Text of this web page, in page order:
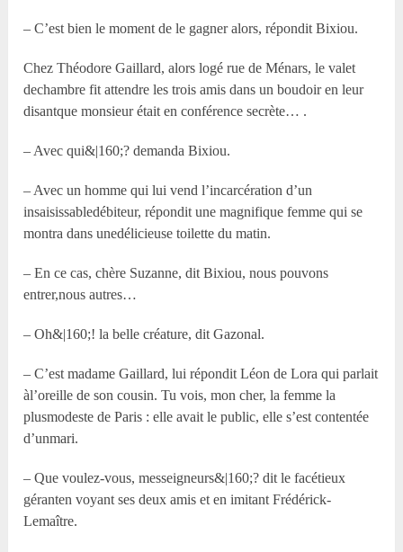
– C’est bien le moment de le gagner alors, répondit Bixiou.
Chez Théodore Gaillard, alors logé rue de Ménars, le valet
dechambre fit attendre les trois amis dans un boudoir en leur
disantque monsieur était en conférence secrète… .
– Avec qui&|160;? demanda Bixiou.
– Avec un homme qui lui vend l’incarcération d’un
insaisissabledébiteur, répondit une magnifique femme qui se
montra dans unedélicieuse toilette du matin.
– En ce cas, chère Suzanne, dit Bixiou, nous pouvons
entrer,nous autres…
– Oh&|160;! la belle créature, dit Gazonal.
– C’est madame Gaillard, lui répondit Léon de Lora qui parlait
àl’oreille de son cousin. Tu vois, mon cher, la femme la
plusmodeste de Paris : elle avait le public, elle s’est contentée
d’unmari.
– Que voulez-vous, messeigneurs&|160;? dit le facétieux
géranten voyant ses deux amis et en imitant Frédérick-
Lemaître.